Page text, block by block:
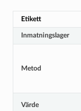
Etikett
Inmatningslager
Metod
Värde